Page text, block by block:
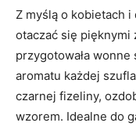
Z myślą o kobietach
otaczać się pięknymi
przygotowała
aromatu każdej
czarnej fizeliny,
wzorem. Idealne do